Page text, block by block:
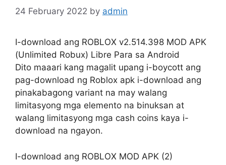
24 February 2022 by admin
I-download ang ROBLOX v2.514.398 MOD APK
(Unlimited Robux) Libre Para sa Android
Dito maaari kang magalit upang i-boycott ang
pag-download ng Roblox apk i-download ang
pinakabagong variant na may walang
limitasyong mga elemento na binuksan at
walang limitasyong mga cash coins kaya i-
download na ngayon.
I-download ang ROBLOX MOD APK (2)